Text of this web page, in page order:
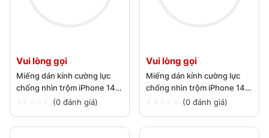
Vui lòng gọi
Miếng dán kính cường lực
chống nhìn trộm iPhone 14
(0 đánh giá)
Vui lòng gọi
Miếng dán kính cường lực
chống nhìn trộm iPhone 14
(0 đánh giá)